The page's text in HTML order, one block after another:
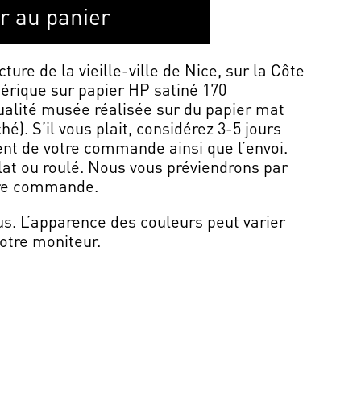
au panier
de la vieille-ville de Nice, sur la Côte
sur papier HP satiné 170
musée réalisée sur du papier mat
S’il vous plait, considérez 3-5 jours
de votre commande ainsi que l’envoi.
ou roulé. Nous vous préviendrons par
commande.
L’apparence des couleurs peut varier
moniteur.